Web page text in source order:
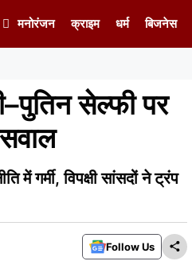
मनोरंजन क्राइम धर्म बिजनेस
सेल्फी पर
गर्मी, विपक्षी सांसदों ने ट्रंप
Follow Us